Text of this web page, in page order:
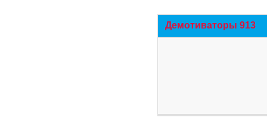
Демотиваторы 913